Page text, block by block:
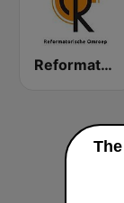
Reformatorisch Omroep 2